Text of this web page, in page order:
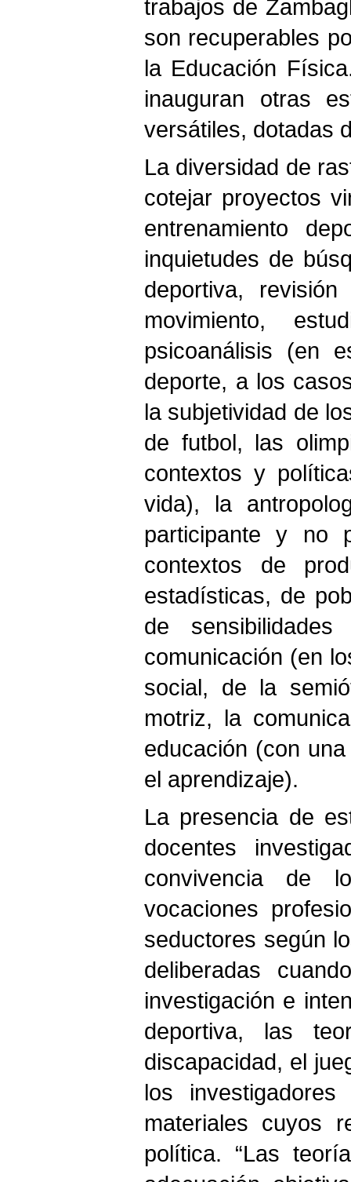
trabajos de
son recuperables
la Educación
inauguran otras
versátiles, dotadas
La diversidad de
cotejar proyectos
entrenamiento
inquietudes de
deportiva,
movimiento,
psicoanálisis (en
deporte, a los
la subjetividad de
de futbol, las
contextos y
vida), la
participante y no
contextos de
estadísticas, de
de
comunicación (en
social, de la
motriz, la
educación (con
el aprendizaje).
La presencia de
docentes
convivencia de
vocaciones
seductores según
deliberadas
investigación e
deportiva, las
discapacidad, el
los
materiales cuyos
política. “Las